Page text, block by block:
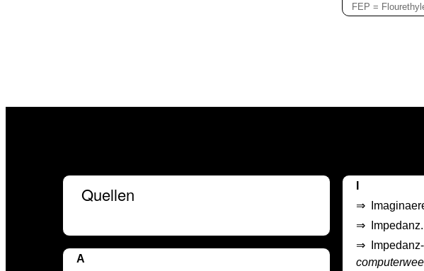
FEP =
Quellen
A
⇒
⇒
Impedanz.
⇒